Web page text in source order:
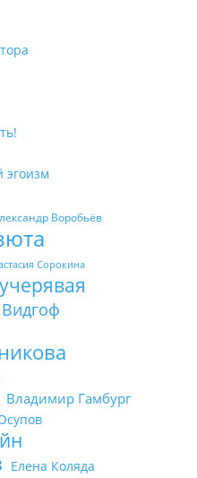
эгоизм
Воробьёв
Сорокина
Владимир Гамбург
Елена Коляда